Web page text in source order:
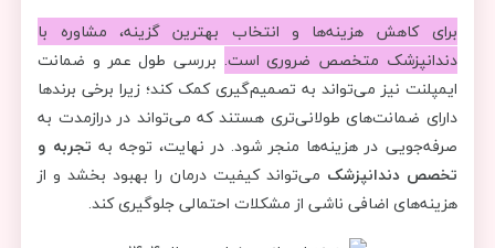
برای کاهش هزینه‌ها و انتخاب بهترین گزینه، مشاوره با
دندانپزشک متخصص ضروری است. بررسی طول عمر و ضمانت
ایمپلنت نیز می‌تواند به تصمیم‌گیری کمک کند؛ زیرا برخی برندها
دارای ضمانت‌های طولانی‌تری هستند که می‌تواند در درازمدت به
صرفه‌جویی در هزینه‌ها منجر شود. در نهایت، توجه به تجربه و
تخصص دندانپزشک می‌تواند کیفیت درمان را بهبود بخشد و از
هزینه‌های اضافی ناشی از مشکلات احتمالی جلوگیری کند.